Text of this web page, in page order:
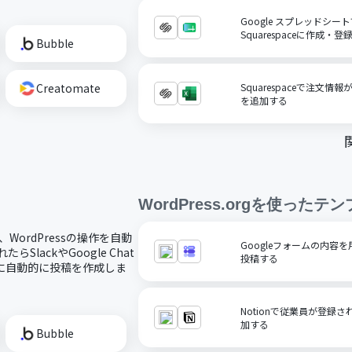
Bubble
Creatomate
Google スプレッドシー
Squarespaceに作成・登
Squarespaceで注文情報
を追加する
WordPressの操作を自動
たらSlackやGoogle Chat
動的に投稿を作成しま
Bubble
WordPress.orgを使ったテン
Googleフォームの内容を
投稿する
Notionで従業員が登録さ
加する